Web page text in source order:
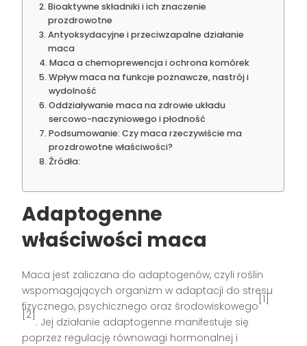
Bioaktywne składniki i ich znaczenie
prozdrowotne
Antyoksydacyjne i przeciwzapalne działanie
maca
Maca a chemoprewencja i ochrona komórek
Wpływ maca na funkcje poznawcze, nastrój i
wydolność
Oddziaływanie maca na zdrowie układu
sercowo-naczyniowego i płodność
Podsumowanie: Czy maca rzeczywiście ma
prozdrowotne właściwości?
Źródła:
Adaptogenne
właściwości maca
Maca jest zaliczana do adaptogenów, czyli roślin
wspomagających organizm w adaptacji do stresu
fizycznego, psychicznego oraz środowiskowego
[1]
[2]
. Jej działanie adaptogenne manifestuje się
poprzez regulację równowagi hormonalnej i